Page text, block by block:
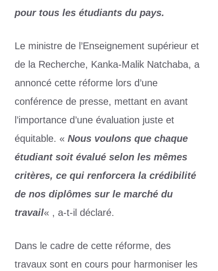
pour tous les étudiants du pays.
Le ministre de l’Enseignement supérieur et
de la Recherche, Kanka-Malik Natchaba, a
annoncé cette réforme lors d’une
conférence de presse, mettant en avant
l’importance d’une évaluation juste et
équitable. « Nous voulons que chaque
étudiant soit évalué selon les mêmes
critères, ce qui renforcera la crédibilité
de nos diplômes sur le marché du
travail« , a-t-il déclaré.
Dans le cadre de cette réforme, des
travaux sont en cours pour harmoniser les